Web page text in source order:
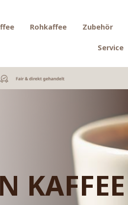
Rohkaffee Zubehör
Service
KAFFEE